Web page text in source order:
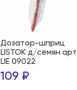
Дозатор-шприц
LISTOK д/семян арт
LIE 09022
109 ₽